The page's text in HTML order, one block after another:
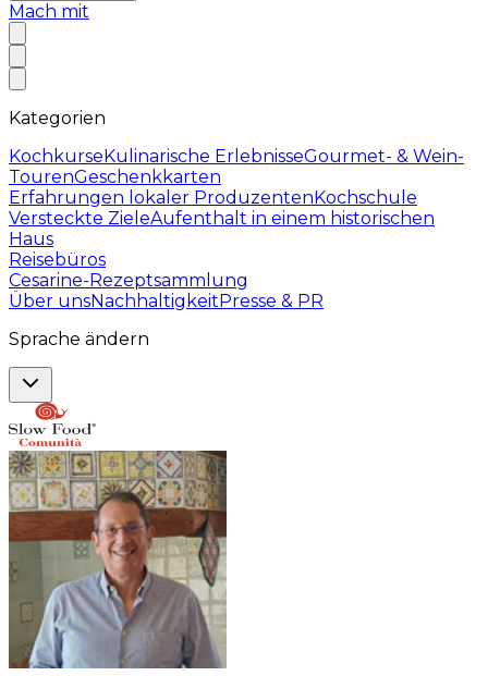
Mach mit
Kategorien
KochkurseKulinarische ErlebnisseGourmet- & Wein-
TourenGeschenkkarten
Erfahrungen lokaler ProduzentenKochschule
Versteckte ZieleAufenthalt in einem historischen
Haus
Reisebüros
Cesarine-Rezeptsammlung
Über unsNachhaltigkeitPresse & PR
Sprache ändern